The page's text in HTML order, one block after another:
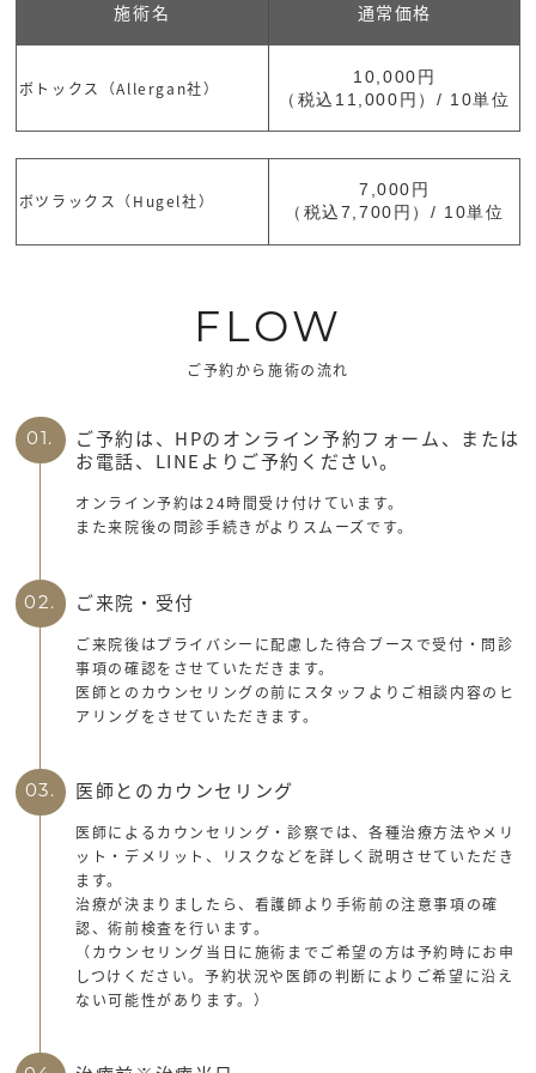
施術名 通常価格
ボトックス（Allergan社）
10,000円
（税込11,000円）/ 10単位
ボツラックス（Hugel社）
7,000円
（税込7,700円）/ 10単位
FLOW
ご予約から施術の流れ
01.
ご予約は、HPのオンライン予約フォーム、または
お電話、LINEよりご予約ください。
オンライン予約は24時間受け付けています。
また来院後の問診手続きがよりスムーズです。
02. ご来院・受付
ご来院後はプライバシーに配慮した待合ブースで受付・問診
事項の確認をさせていただきます。
医師とのカウンセリングの前にスタッフよりご相談内容のヒ
アリングをさせていただきます。
03. 医師とのカウンセリング
医師によるカウンセリング・診察では、各種治療方法やメリ
ット・デメリット、リスクなどを詳しく説明させていただき
ます。
治療が決まりましたら、看護師より手術前の注意事項の確
認、術前検査を行います。
（カウンセリング当日に施術までご希望の方は予約時にお申
しつけください。予約状況や医師の判断によりご希望に沿え
ない可能性があります。）